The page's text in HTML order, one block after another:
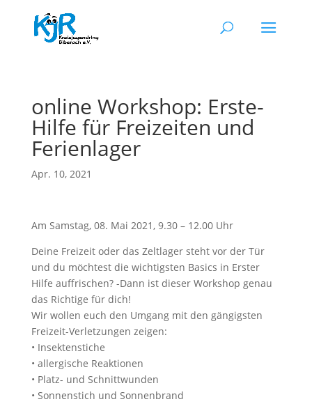
online Workshop: Erste-
Hilfe für Freizeiten und
Ferienlager
Apr. 10, 2021
Am Samstag, 08. Mai 2021, 9.30 – 12.00 Uhr
Deine Freizeit oder das Zeltlager steht vor der Tür
und du möchtest die wichtigsten Basics in Erster
Hilfe auffrischen? -Dann ist dieser Workshop genau
das Richtige für dich!
Wir wollen euch den Umgang mit den gängigsten
Freizeit-Verletzungen zeigen:
• Insektenstiche
• allergische Reaktionen
• Platz- und Schnittwunden
• Sonnenstich und Sonnenbrand